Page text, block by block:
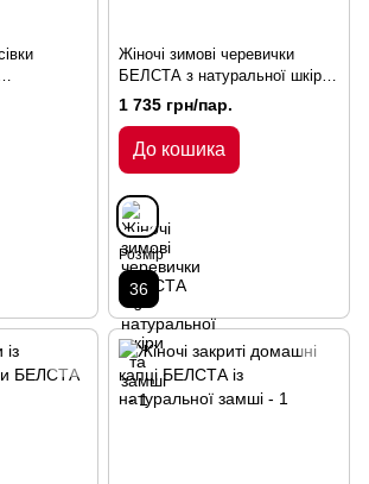
замші з
Жіночі зимові черевички
БЕЛСТА з натуральної шкіри
та замші
1 735 грн/пар.
До кошика
Розмір
36